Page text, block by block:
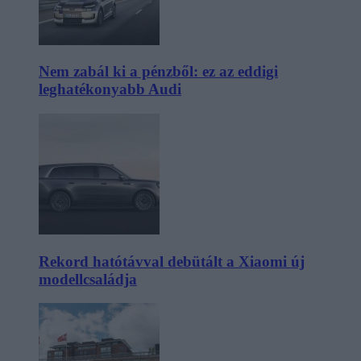
Nem zabál ki a pénzből: ez az eddigi
leghatékonyabb Audi
Rekord hatótávval debütált a Xiaomi új
modellcsaládja